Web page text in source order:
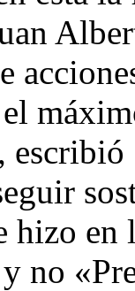
hizo en
no